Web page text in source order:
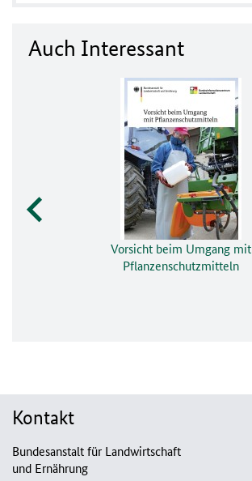
Auch Interessant
Vorsicht beim Umgang mit
Pflanzenschutzmitteln
Kontakt
Bundesanstalt für Landwirtschaft
und Ernährung